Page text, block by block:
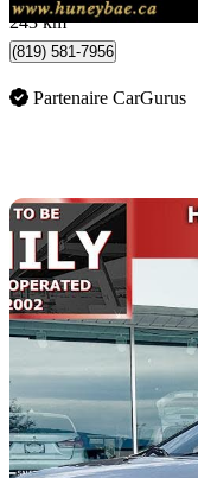
243 km
(819) 581-7956
Partenaire CarGurus